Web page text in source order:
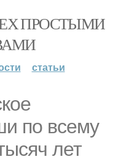
ПРОСТЫМИ
статьи
по всему
лет